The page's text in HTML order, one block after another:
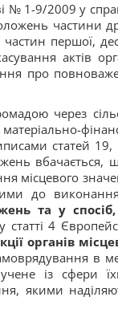
№ 1-9/2009 у
частини
частин першої,
актів
про
через
статей 19,
вбачається,
місцевого
до
та у
4
органів
в
із сфери
якими